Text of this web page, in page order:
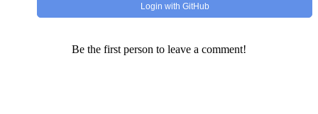
Login with GitHub
Be the first person to leave a comment!